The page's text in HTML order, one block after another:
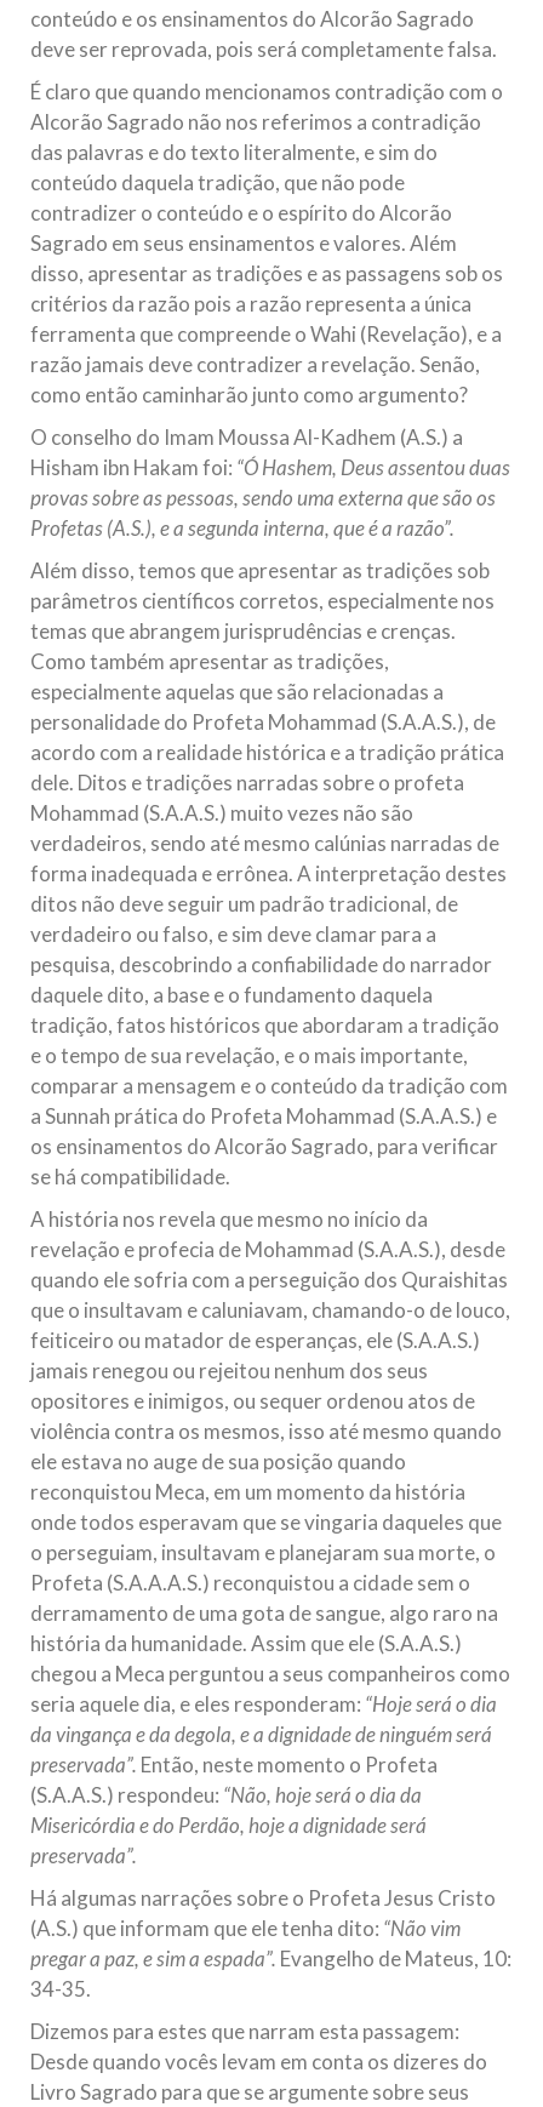
conteúdo e os ensinamentos do Alcorão Sagrado
deve ser reprovada, pois será completamente falsa.
É claro que quando mencionamos contradição com o
Alcorão Sagrado não nos referimos a contradição
das palavras e do texto literalmente, e sim do
conteúdo daquela tradição, que não pode
contradizer o conteúdo e o espírito do Alcorão
Sagrado em seus ensinamentos e valores. Além
disso, apresentar as tradições e as passagens sob os
critérios da razão pois a razão representa a única
ferramenta que compreende o Wahi (Revelação), e a
razão jamais deve contradizer a revelação. Senão,
como então caminharão junto como argumento?
O conselho do Imam Moussa Al-Kadhem (A.S.) a
Hisham ibn Hakam foi: “Ó Hashem, Deus assentou duas
provas sobre as pessoas, sendo uma externa que são os
Profetas (A.S.), e a segunda interna, que é a razão”.
Além disso, temos que apresentar as tradições sob
parâmetros científicos corretos, especialmente nos
temas que abrangem jurisprudências e crenças.
Como também apresentar as tradições,
especialmente aquelas que são relacionadas a
personalidade do Profeta Mohammad (S.A.A.S.), de
acordo com a realidade histórica e a tradição prática
dele. Ditos e tradições narradas sobre o profeta
Mohammad (S.A.A.S.) muito vezes não são
verdadeiros, sendo até mesmo calúnias narradas de
forma inadequada e errônea. A interpretação destes
ditos não deve seguir um padrão tradicional, de
verdadeiro ou falso, e sim deve clamar para a
pesquisa, descobrindo a confiabilidade do narrador
daquele dito, a base e o fundamento daquela
tradição, fatos históricos que abordaram a tradição
e o tempo de sua revelação, e o mais importante,
comparar a mensagem e o conteúdo da tradição com
a Sunnah prática do Profeta Mohammad (S.A.A.S.) e
os ensinamentos do Alcorão Sagrado, para verificar
se há compatibilidade.
A história nos revela que mesmo no início da
revelação e profecia de Mohammad (S.A.A.S.), desde
quando ele sofria com a perseguição dos Quraishitas
que o insultavam e caluniavam, chamando-o de louco,
feiticeiro ou matador de esperanças, ele (S.A.A.S.)
jamais renegou ou rejeitou nenhum dos seus
opositores e inimigos, ou sequer ordenou atos de
violência contra os mesmos, isso até mesmo quando
ele estava no auge de sua posição quando
reconquistou Meca, em um momento da história
onde todos esperavam que se vingaria daqueles que
o perseguiam, insultavam e planejaram sua morte, o
Profeta (S.A.A.A.S.) reconquistou a cidade sem o
derramamento de uma gota de sangue, algo raro na
história da humanidade. Assim que ele (S.A.A.S.)
chegou a Meca perguntou a seus companheiros como
seria aquele dia, e eles responderam: “Hoje será o dia
da vingança e da degola, e a dignidade de ninguém será
preservada”. Então, neste momento o Profeta
(S.A.A.S.) respondeu: “Não, hoje será o dia da
Misericórdia e do Perdão, hoje a dignidade será
preservada”.
Há algumas narrações sobre o Profeta Jesus Cristo
(A.S.) que informam que ele tenha dito: “Não vim
pregar a paz, e sim a espada”. Evangelho de Mateus, 10:
34-35.
Dizemos para estes que narram esta passagem:
Desde quando vocês levam em conta os dizeres do
Livro Sagrado para que se argumente sobre seus